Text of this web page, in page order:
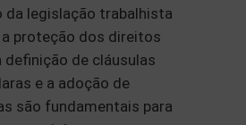
da legislação trabalhista
proteção dos direitos
definição de cláusulas
e a adoção de
são fundamentais para